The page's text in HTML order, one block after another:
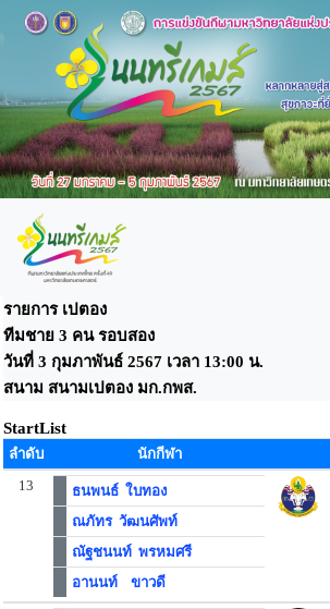
รายการ เปตอง
ทีมชาย 3 คน รอบสอง
วันที่ 3 กุมภาพันธ์ 2567 เวลา 13:00 น.
สนาม สนามเปตอง มก.กพส.
StartList
ลำดับ นักกีฬา
13
ธนพนธ์ ใบทอง
ณภัทร วัฒนศัพท์
ณัฐชนนท์ พรหมศรี
อานนท์ ขาวดี